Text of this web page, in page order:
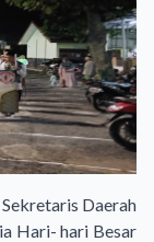
Daerah
Hari- hari Besar